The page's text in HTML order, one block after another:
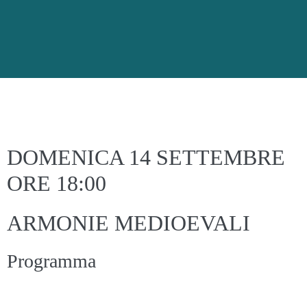
DOMENICA 14 SETTEMBRE
ORE 18:00
ARMONIE MEDIOEVALI
Programma